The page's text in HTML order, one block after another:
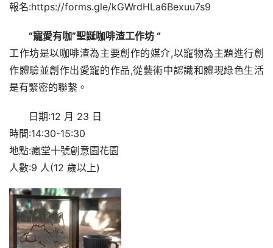
報名:https://forms.gle/kGWrdHLa6Bexuu7s9
“寵愛有咖”聖誕咖啡渣工作坊 “
工作坊是以咖啡渣為主要創作的媒介,以寵物為主題進行創
作體驗並創作出愛寵的作品,從藝術中認識和體現綠色生活
是有緊密的聯繫。
日期:12 月 23 日
時間:14:30-15:30
地點:瘋堂十號創意園花園
人數:9 人(12 歲以上)